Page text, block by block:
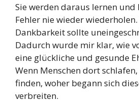
Sie werden daraus lernen und
Fehler nie wieder
Dankbarkeit sollte
Dadurch wurde mir klar, wie
eine glückliche und gesunde
Wenn Menschen dort
finden, woher begann sich
verbreiten.